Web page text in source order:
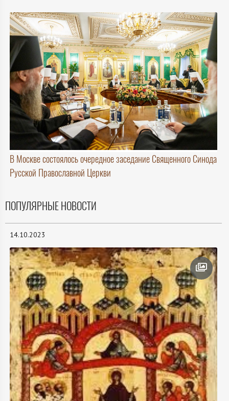
В Москве состоялось очередное заседание Священного Синода
Русской Православной Церкви
ПОПУЛЯРНЫЕ НОВОСТИ
14.10.2023